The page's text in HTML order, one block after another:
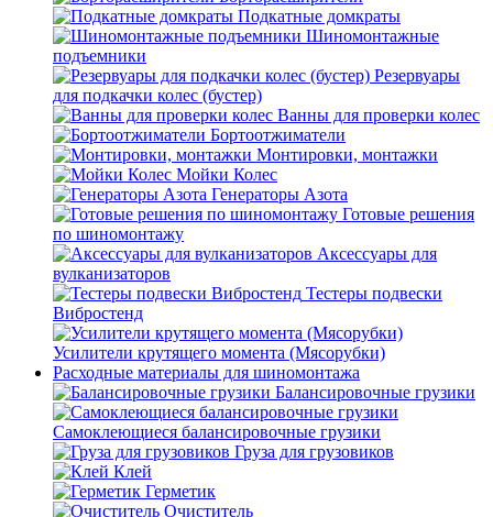
Подкатные домкраты
Шиномонтажные
подъемники
Резервуары
для подкачки колес (бустер)
Ванны для проверки колес
Бортоотжиматели
Монтировки, монтажки
Мойки Колес
Генераторы Азота
Готовые решения
по шиномонтажу
Аксессуары для
вулканизаторов
Тестеры подвески
Вибростенд
Усилители крутящего момента (Мясорубки)
Расходные материалы для шиномонтажа
Балансировочные грузики
Самоклеющиеся балансировочные грузики
Груза для грузовиков
Клей
Герметик
Очиститель